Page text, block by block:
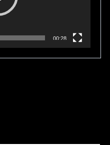
00:28